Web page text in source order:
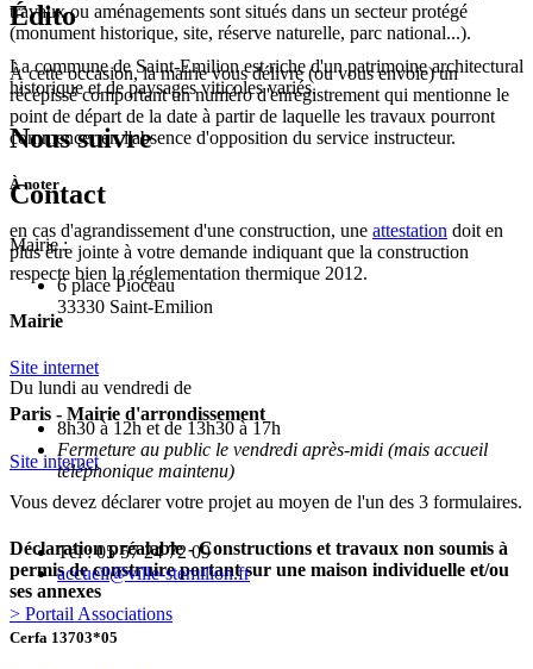
travaux ou aménagements sont situés dans un secteur protégé
(monument historique, site, réserve naturelle, parc national...).
À cette occasion, la mairie vous délivre (ou vous envoie) un
récépissé comportant un numéro d'enregistrement qui mentionne le
point de départ de la date à partir de laquelle les travaux pourront
commencer en l'absence d'opposition du service instructeur.
À noter
en cas d'agrandissement d'une construction, une attestation doit en
plus être jointe à votre demande indiquant que la construction
respecte bien la réglementation thermique 2012.
Mairie
Site internet
Paris - Mairie d'arrondissement
Site internet
Vous devez déclarer votre projet au moyen de l'un des 3 formulaires.
Déclaration préalable - Constructions et travaux non soumis à
permis de construire portant sur une maison individuelle et/ou
ses annexes
Cerfa 13703*05
Édito
La commune de Saint-Emilion est riche d'un patrimoine architectural
historique et de paysages viticoles variés.
Nous suivre
Contact
Mairie :
6 place Pioceau
33330 Saint-Emilion
Du lundi au vendredi de
8h30 à 12h et de 13h30 à 17h
Fermeture au public le vendredi après-midi (mais accueil
téléphonique maintenu)
Tél : 05 57 24 72 09
accueil@ville-stemilion.fr
> Portail Associations